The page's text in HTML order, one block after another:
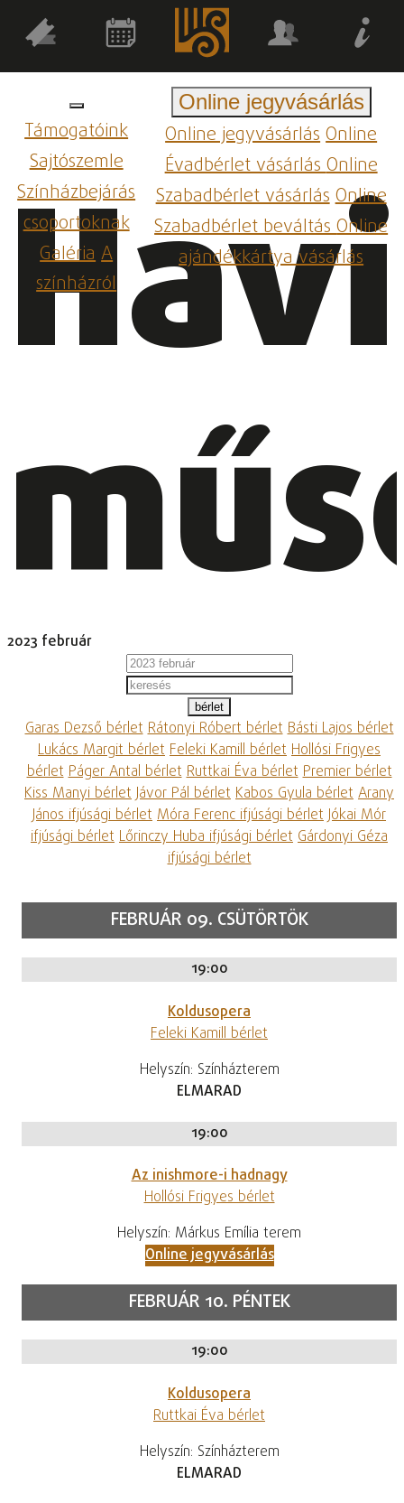
Támogatóink
Sajtószemle
Színházbejárás
csoportoknak
GalériaA
színházról
Online jegyvásárlás
Online jegyvásárlásOnline
Évadbérlet vásárlásOnline
Szabadbérlet vásárlásOnline
Szabadbérlet beváltásOnline
ajándékkártya vásárlás
Havi
2023 február
bérlet
Garas Dezső bérlet Rátonyi Róbert bérlet Básti Lajos bérlet
Lukács Margit bérlet Feleki Kamill bérlet Hollósi Frigyes
bérlet Páger Antal bérlet Ruttkai Éva bérlet Premier bérlet
Kiss Manyi bérlet Jávor Pál bérlet Kabos Gyula bérlet Arany
János ifjúsági bérlet Móra Ferenc ifjúsági bérlet Jókai Mór
ifjúsági bérlet Lőrinczy Huba ifjúsági bérlet Gárdonyi Géza
ifjúsági bérlet
FEBRUÁR 09. CSÜTÖRTÖK
19:00
Koldusopera
Feleki Kamill bérlet
Helyszín: Színházterem
ELMARAD
19:00
Az inishmore-i hadnagy
Hollósi Frigyes bérlet
Helyszín: Márkus Emília terem
Online jegyvásárlás
FEBRUÁR 10. PÉNTEK
19:00
Koldusopera
Ruttkai Éva bérlet
Helyszín: Színházterem
ELMARAD